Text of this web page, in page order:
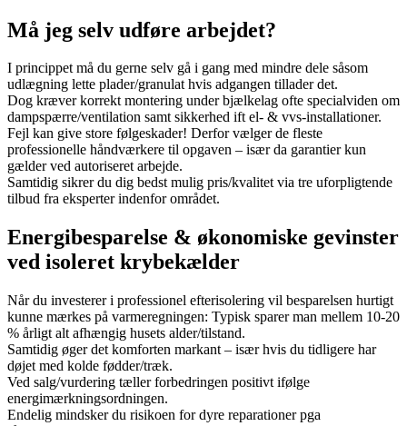
Må jeg selv udføre arbejdet?
I princippet må du gerne selv gå i gang med mindre dele såsom
udlægning lette plader/granulat hvis adgangen tillader det.
Dog kræver korrekt montering under bjælkelag ofte specialviden om
dampspærre/ventilation samt sikkerhed ift el- & vvs-installationer.
Fejl kan give store følgeskader! Derfor vælger de fleste
professionelle håndværkere til opgaven – især da garantier kun
gælder ved autoriseret arbejde.
Samtidig sikrer du dig bedst mulig pris/kvalitet via tre uforpligtende
tilbud fra eksperter indenfor området.
Energibesparelse & økonomiske gevinster
ved isoleret krybekælder
Når du investerer i professionel efterisolering vil besparelsen hurtigt
kunne mærkes på varmeregningen: Typisk sparer man mellem 10-20
% årligt alt afhængig husets alder/tilstand.
Samtidig øger det komforten markant – især hvis du tidligere har
døjet med kolde fødder/træk.
Ved salg/vurdering tæller forbedringen positivt ifølge
energimærkningsordningen.
Endelig mindsker du risikoen for dyre reparationer pga